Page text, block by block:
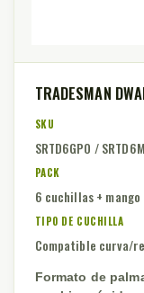
TRADESMAN
SKU
SRTD6GPO /
PACK
6 cuchillas + mango
TIPO DE CUCHILLA
Compatible curva/
Formato de